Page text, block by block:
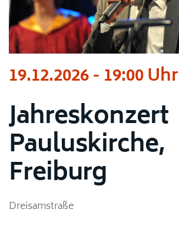
19.12.2026 - 19:00 Uhr
Jahreskonzert
Pauluskirche,
Freiburg
Dreisamstraße